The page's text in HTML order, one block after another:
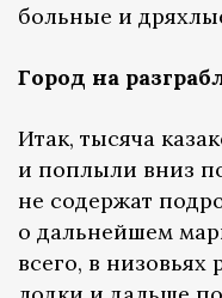
больные и
Город на
Итак, тысяча
и поплыли вниз
не содержат
о дальнейшем
всего, в